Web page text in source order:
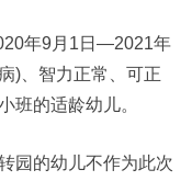
年9月1日—2021年
)、智力正常、可正
班的适龄幼儿。
的幼儿不作为此次